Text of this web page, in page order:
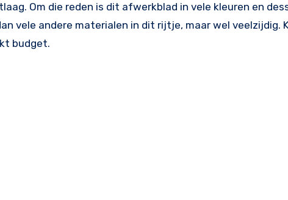
Om die reden is dit afwerkblad in vele kleuren en
vele andere materialen in dit rijtje, maar wel veelzijdig.
budget.